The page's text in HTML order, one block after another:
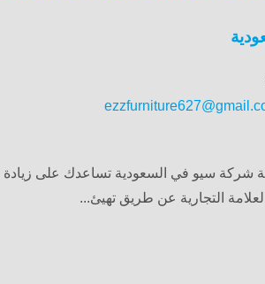
شركة سيو في السعودية تساعدك على زيادة
التجارية عن طريق تهيئ...